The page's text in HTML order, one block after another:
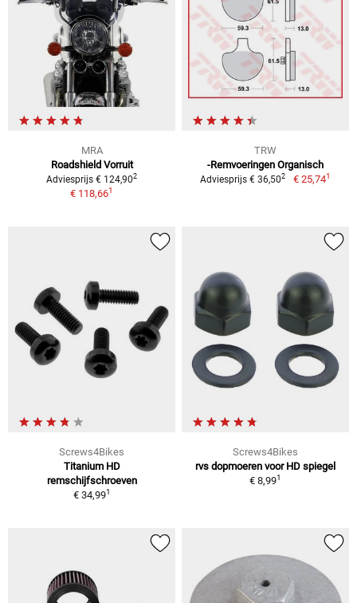
MRA
Roadshield Vorruit
Adviesprijs € 124,902
€ 118,661
TRW
-Remvoeringen Organisch
Adviesprijs € 36,502 € 25,741
Screws4Bikes
Titanium HD
remschijfschroeven
€ 34,991
Screws4Bikes
rvs dopmoeren voor HD spiegel
€ 8,991